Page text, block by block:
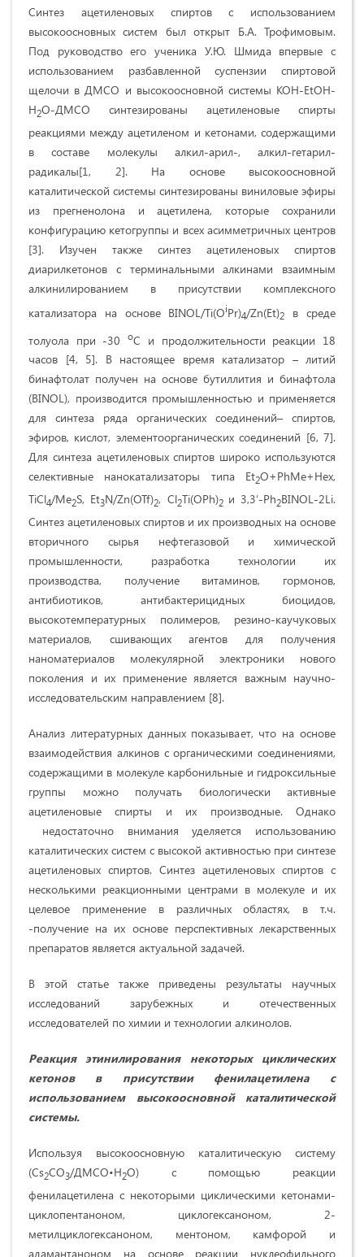
Синтез ацетиленовых спиртов с использованием
высокоосновных систем был открыт Б.А. Трофимовым.
Под руководство его ученика У.Ю. Шмида впервые с
использованием разбавленной суспензии спиртовой
щелочи в ДМСО и высокоосновной системы КОН-EtOH-
H2O-ДМСО синтезированы ацетиленовые спирты
реакциями между ацетиленом и кетонами, содержащими
в составе молекулы алкил-арил-, алкил-гетарил-
радикалы[1, 2]. На основе высокоосновной
каталитической системы синтезированы виниловые эфиры
из прегненолона и ацетилена, которые сохранили
конфигурацию кетогруппы и всех асимметричных центров
[3]. Изучен также синтез ацетиленовых спиртов
диарилкетонов с терминальными алкинами взаимным
алкинилированием в присутствии комплексного
катализатора на основе BINOL/Ti(OiPr)4/Zn(Et)2
в среде
толуола при -30оС и продолжительности реакции 18
часов [4, 5]. В настоящее время катализатор – литий
бинафтолат получен на основе бутиллития и бинафтола
(BINOL), производится промышленностью и применяется
для синтеза ряда органических соединений– спиртов,
эфиров, кислот, элементоорганических соединений [6, 7].
Для синтеза ацетиленовых спиртов широко используются
селективные нанокатализаторы типа Et2O+PhMe+Hex,
TiCl4/Me2S, Et3N/Zn(OTf)2, Cl2Ti(OPh)2 и 3,3ʹ-Ph2BINOL-2Li.
Синтез ацетиленовых спиртов и их производных на основе
вторичного сырья нефтегазовой и химической
промышленности, разработка технологии их
производства, получение витаминов, гормонов,
антибиотиков, антибактерицидных биоцидов,
высокотемпературных полимеров, резино-каучуковых
материалов, сшивающих агентов для получения
наноматериалов молекулярной электроники нового
поколения и их применение является важным научно-
исследовательским направлением [8].
Анализ литературных данных показывает, что на основе
взаимодействия алкинов с органическими соединениями,
содержащими в молекуле карбонильные и гидроксильные
группы можно получать биологически активные
ацетиленовые спирты и их производные. Однако
недостаточно внимания уделяется использованию
каталитических систем с высокой активностью при синтезе
ацетиленовых спиртов. Синтез ацетиленовых спиртов с
несколькими реакционными центрами в молекуле и их
целевое применение в различных областях, в т.ч.
-получение на их основе перспективных лекарственных
препаратов является актуальной задачей.
В этой статье также приведены результаты научных
исследований зарубежных и отечественных
исследователей по химии и технологии алкинолов.
Реакция этинилирования некоторых циклических
кетонов в присутствии фенилацетилена с
использованием высокоосновной каталитической
системы.
Используя высокоосновную каталитическую систему
(Cs2CO3/ДMСO•Н2O) с помощью реакции
фенилацетилена с некоторыми циклическими кетонами-
циклопентаноном, циклогексаноном, 2-
метилциклогексаноном, ментоном, камфорой и
адамантаноном на основе реакции нуклеофильного